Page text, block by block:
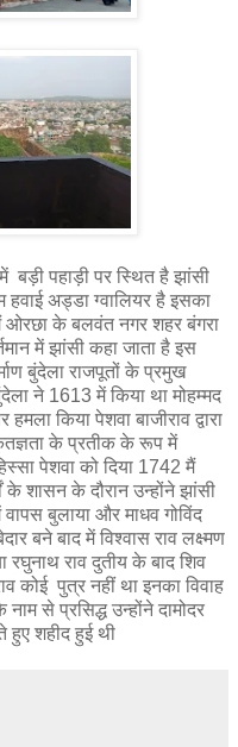
बड़ी पहाड़ी पर स्थित है झांसी
अड्डा ग्वालियर है इसका
ओरछा के बलवंत नगर शहर बंगरा
में झांसी कहा जाता है इस
बुंदेला राजपूतों के प्रमुख
ने 1613 में किया था मोहम्मद
किया पेशवा बाजीराव द्वारा
के प्रतीक के रूप में
पेशवा को दिया 1742 मैं
शासन के दौरान उन्होंने झांसी
बुलाया और माधव गोविंद
बने बाद में विश्वास राव लक्ष्मण
राव दुतीय के बाद शिव
कोई पुत्र नहीं था इनका विवाह
से प्रसिद्ध उन्होंने दामोदर
हुए शहीद हुई थी